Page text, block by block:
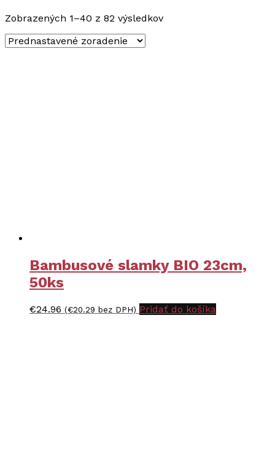
Zobrazených 1–40 z 82 výsledkov
Bambusové slamky BIO 23cm,
50ks
€24.96 (€20.29 bez DPH) Pridať do košíka